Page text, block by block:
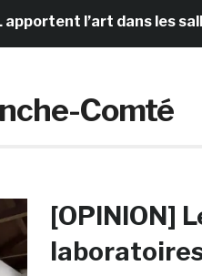
l’art dans les salles
Comté
[OPINION]